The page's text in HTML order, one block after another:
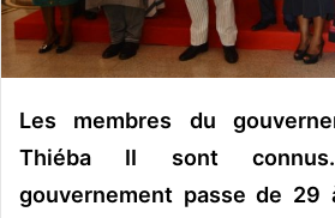
u
r
r
e
Les membres du
Thiéba II sont
gouvernement passe de 29